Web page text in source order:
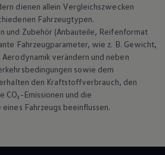
dienen allein Vergleichszwecken
Fahrzeugtypen.
und Zubehör (Anbauteile, Reifenformat
Fahrzeugparameter, wie z. B. Gewicht,
verändern und neben
sowie dem
den Kraftstoffverbrauch, den
CO₂-Emissionen und die
Fahrzeugs beeinflussen.